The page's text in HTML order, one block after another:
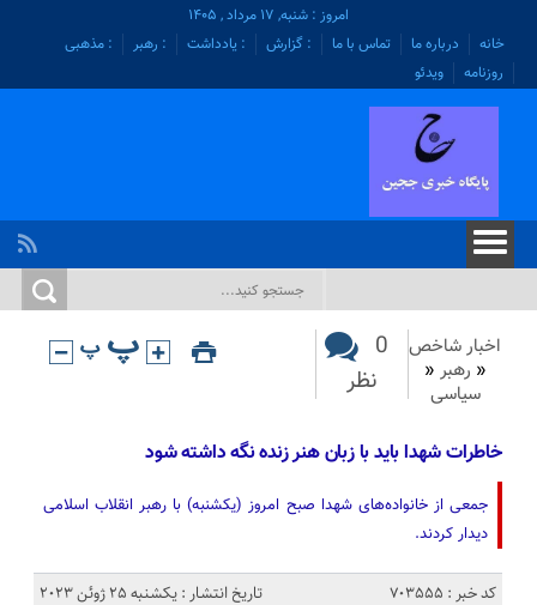
امروز : شنبه, ۱۷ مرداد , ۱۴۰۵
خانه
درباره ما تماس با ما : گزارش : یادداشت : رهبر
: مذهبی
روزنامه
ویدئو
اخبار شاخص
« رهبر «
سیاسی
0
نظر
خاطرات شهدا باید با زبان هنر زنده نگه داشته شود
جمعی از خانواده‌های شهدا صبح امروز (یکشنبه) با رهبر انقلاب اسلامی
دیدار کردند.
کد خبر : 703555
تاریخ انتشار : یکشنبه 25 ژوئن 2023